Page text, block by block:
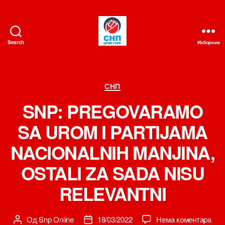
Search Изборник
Категорије
СНП
SNP: PREGOVARAMO
SA UROM I PARTIJAMA
NACIONALNIH MANJINA,
OSTALI ZA SADA NISU
RELEVANTNI
Аутор
ОдSnp Online
Датум18/03/2022 Нема коментарана